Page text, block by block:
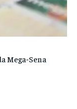
Mega-Sena